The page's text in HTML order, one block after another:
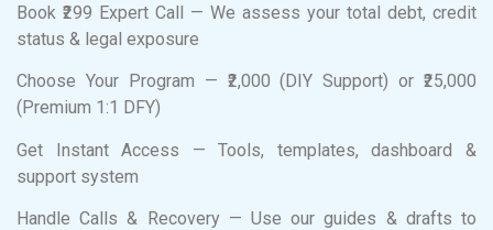
Book ₹299 Expert Call — We assess your total debt, credit
status & legal exposure
Choose Your Program — ₹2,000 (DIY Support) or ₹25,000
(Premium 1:1 DFY)
Get Instant Access — Tools, templates, dashboard &
support system
Handle Calls & Recovery — Use our guides & drafts to